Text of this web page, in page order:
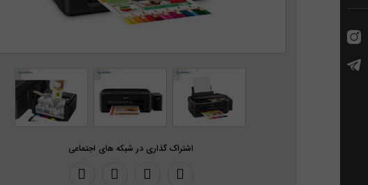
اشتراک گذاری در شبکه های اجتماعی